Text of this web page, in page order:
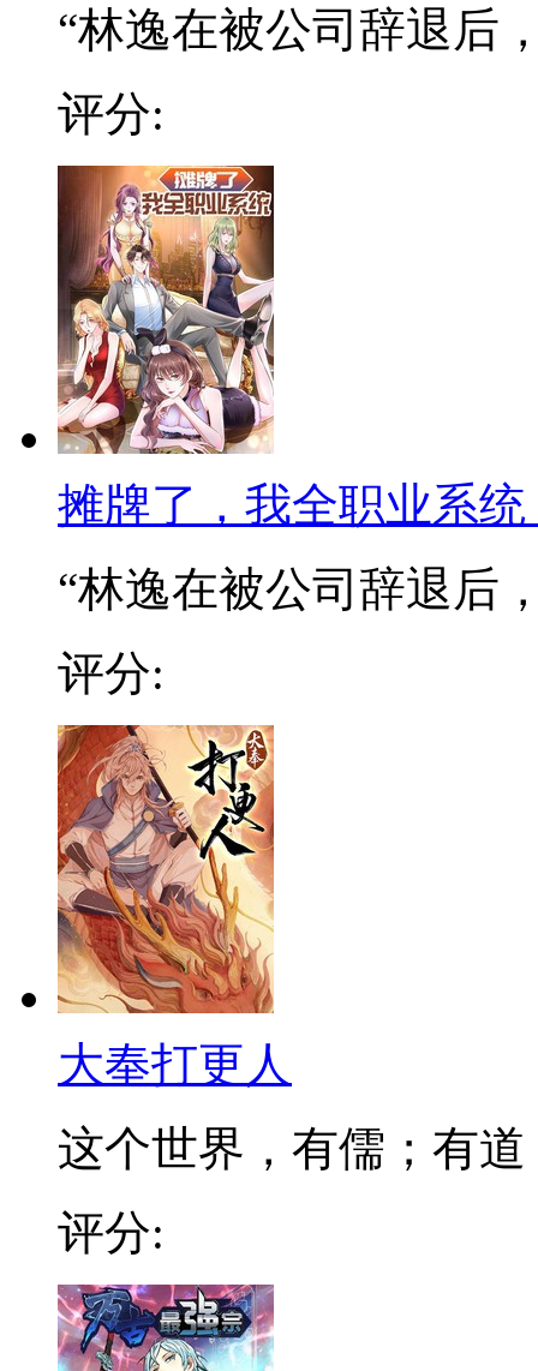
“林逸在被公司辞退后
评分:
摊牌了，我全职业系统
“林逸在被公司辞退后
评分:
大奉打更人
这个世界，有儒；有道
评分: